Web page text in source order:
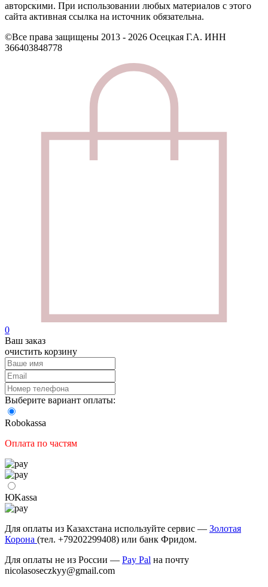
авторскими. При использовании любых материалов с этого
сайта активная ссылка на источник обязательна.
©Все права защищены 2013 - 2026 Осецкая Г.А. ИНН
366403848778
0
Ваш заказ
очистить корзину
Выберите вариант оплаты:
Robokassa
Оплата по частям
ЮKassа
Для оплаты из Казахстана используйте сервис — Золотая
Корона (тел. +79202299408) или банк Фридом.
Для оплаты не из России — Pay Pal на почту
nicolasoseczkyy@gmail.com